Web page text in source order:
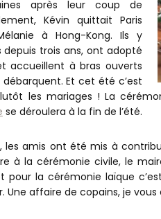
après leur coup de
Kévin quittait Paris
à Hong-Kong. Ils y
depuis trois ans, ont adopté
accueillent à bras ouverts
Et cet été c’est
les mariages ! La
se déroulera à la fin de l’été.
les amis ont été mis à
à la cérémonie civile, le
pour la cérémonie laïque
Une affaire de copains, je vous